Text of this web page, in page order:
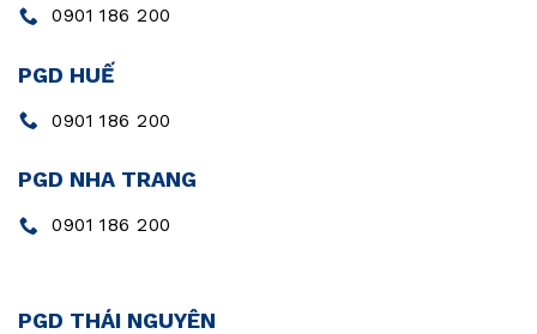
0901 186 200
PGD HUẾ
0901 186 200
PGD NHA TRANG
0901 186 200
PGD THÁI NGUYÊN